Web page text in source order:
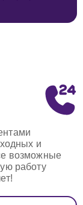
и
возможные
работу